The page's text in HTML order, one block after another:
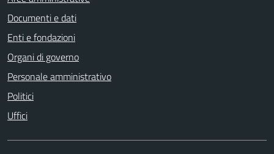
Documenti e dati
Enti e fondazioni
Organi di governo
Personale amministrativo
Politici
Uffici